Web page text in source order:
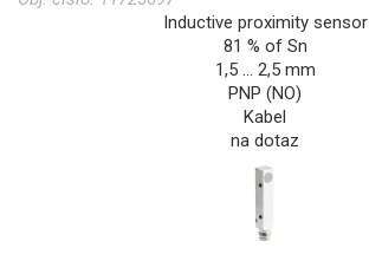
Inductive proximity sensor
81 % of Sn
1,5 … 2,5 mm
PNP (NO)
Kabel
na dotaz